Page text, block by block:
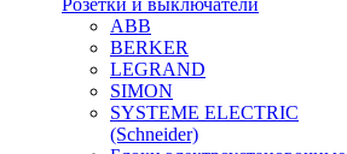
Розетки и выключатели
ABB
BERKER
LEGRAND
SIMON
SYSTEME ELECTRIC
(Schneider)